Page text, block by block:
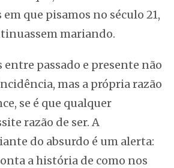
em que pisamos no século 21,
mariando.
entre passado e presente não
mas a própria razão
se é que qualquer
razão de ser. A
do absurdo é um alerta:
a história de como nos